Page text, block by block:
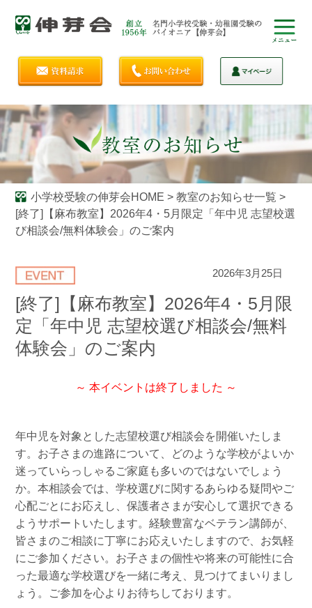
小学校受験の伸芽会HOME > 教室のお知らせ一覧 >
[終了]【麻布教室】2026年4・5月限定「年中児 志望校選
び相談会/無料体験会」のご案内
2026年3月25日
[終了]【麻布教室】2026年4・5月限
定「年中児 志望校選び相談会/無料
体験会」のご案内
～ 本イベントは終了しました ～
年中児を対象とした志望校選び相談会を開催いたしま
す。お子さまの進路について、どのような学校がよいか
迷っていらっしゃるご家庭も多いのではないでしょう
か。本相談会では、学校選びに関するあらゆる疑問やご
心配ごとにお応えし、保護者さまが安心して選択できる
ようサポートいたします。経験豊富なベテラン講師が、
皆さまのご相談に丁寧にお応えいたしますので、お気軽
にご参加ください。お子さまの個性や将来の可能性に合
った最適な学校選びを一緒に考え、見つけてまいりまし
ょう。ご参加を心よりお待ちしております。